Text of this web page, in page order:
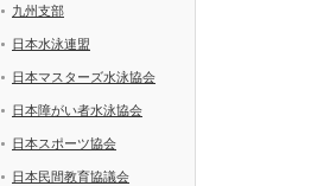
九州支部
日本水泳連盟
日本マスターズ水泳協会
日本障がい者水泳協会
日本スポーツ協会
日本民間教育協議会